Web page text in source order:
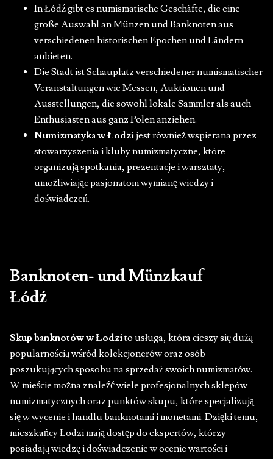
In Łódź gibt es numismatische Geschäfte, die eine
große Auswahl an Münzen und Banknoten aus
verschiedenen historischen Epochen und Ländern
anbieten.
Die Stadt ist Schauplatz verschiedener numismatischer
Veranstaltungen wie Messen, Auktionen und
Ausstellungen, die sowohl lokale Sammler als auch
Enthusiasten aus ganz Polen anziehen.
Numizmatyka w Łodzijest również wspierana przez
stowarzyszenia i kluby numizmatyczne, które
organizują spotkania, prezentacje i warsztaty,
umożliwiając pasjonatom wymianę wiedzy i
doświadczeń.
Banknoten- und Münzkauf
Łódź
Skup banknotów w Łodzito usługa, która cieszy się dużą
popularnością wśród kolekcjonerów oraz osób
poszukujących sposobu na sprzedaż swoich numizmatów.
W mieście można znaleźć wiele profesjonalnych sklepów
numizmatycznych oraz punktów skupu, które specjalizują
się w wycenie i handlu banknotami i monetami. Dzięki temu,
mieszkańcy Łodzi mają dostęp do ekspertów, którzy
posiadają wiedzę i doświadczenie w ocenie wartości i